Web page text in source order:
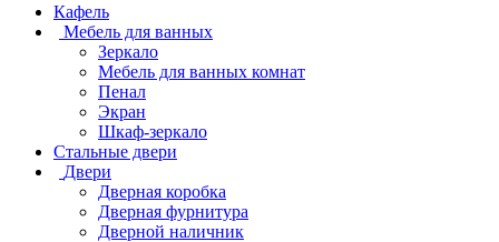
Кафель
Мебель для ванных
Зеркало
Мебель для ванных комнат
Пенал
Экран
Шкаф-зеркало
Стальные двери
Двери
Дверная коробка
Дверная фурнитура
Дверной наличник